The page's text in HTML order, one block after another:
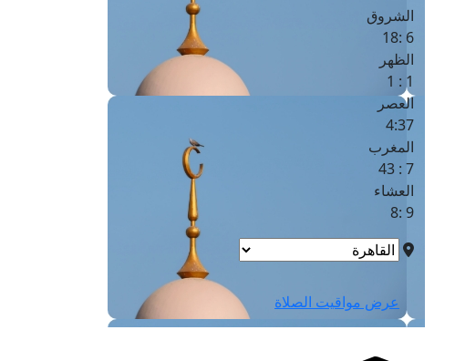
الشروق
6 :18
الظهر
1 : 1
العصر
4:37
المغرب
7 : 43
العشاء
9 :8
عرض مواقيت الصلاة